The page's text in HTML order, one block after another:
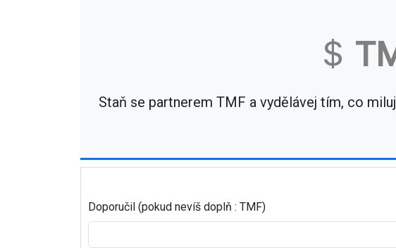
Staň se partnerem TMF a vydělávej tím, co
Doporučil (pokud nevíš doplň : TMF)